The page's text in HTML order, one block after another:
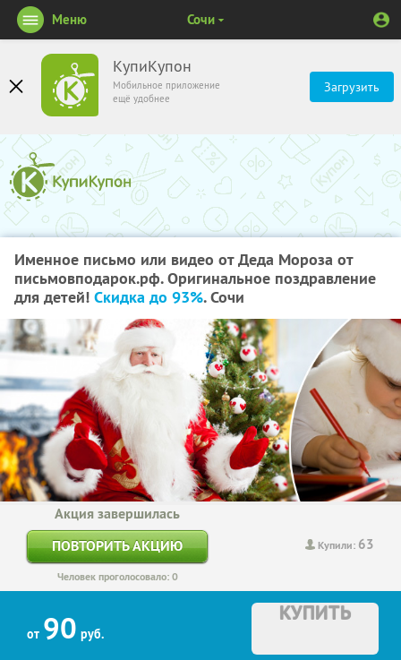
КупиКупон
Мобильное приложение
ещё удобнее
Загрузить
Меню Сочи
Именное письмо или видео от Деда Мороза от
письмовподарок.рф. Оригинальное поздравление
для детей! Скидка до 93%. Сочи
Купили: 63
Акция завершилась
ПОВТОРИТЬ АКЦИЮ
Человек проголосовало: 0
от 90 руб.
КУПИТЬ